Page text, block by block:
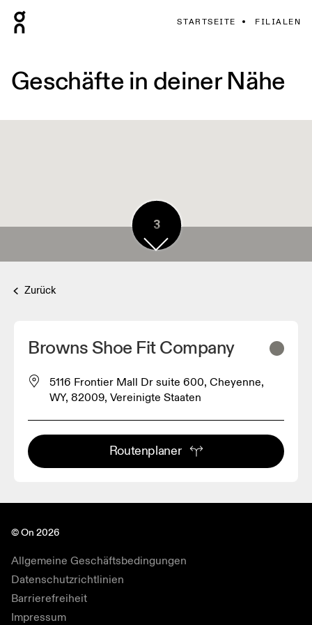
STARTSEITE FILIALEN
Geschäfte in deiner Nähe
3
Zurück
Browns Shoe Fit Company
5116 Frontier Mall Dr suite 600, Cheyenne,
WY, 82009, Vereinigte Staaten
Routenplaner
© On 2026
Allgemeine Geschäftsbedingungen
Datenschutzrichtlinien
Barrierefreiheit
Impressum